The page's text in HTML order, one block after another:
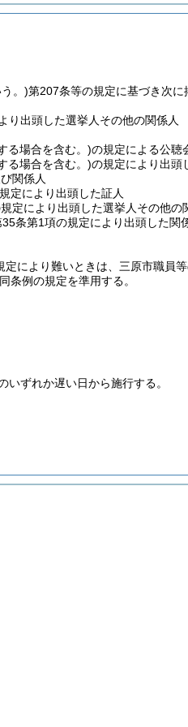
。)第207条等の規定に基づき次に
り出頭した選挙人その他の関係人
る場合を含む。)の規定による公聴
る場合を含む。)の規定により出頭
関係人
定により出頭した証人
定により出頭した選挙人その他の
35条第1項の規定により出頭した関
定により難いときは、三原市職員
条例の規定を準用する。
ずれか遅い日から施行する。